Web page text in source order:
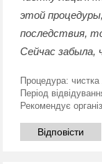
этой
последствия,
Сейчас
Процедура:
Період
Рекомендує
Відповісти